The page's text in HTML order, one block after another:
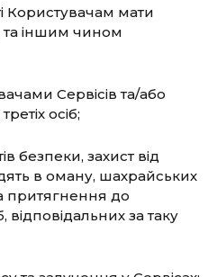
Користувачам мати
та іншим чином
Сервісів та/або
осіб;
безпеки, захист від
в оману, шахрайських
притягнення до
відповідальних за таку